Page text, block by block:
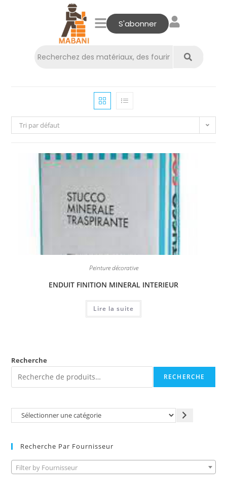
S'abonner
Tri par défaut
Peinture décorative
ENDUIT FINITION MINERAL INTERIEUR
Lire la suite
Recherche
RECHERCHE
Recherche Par Fournisseur
Filter by Fournisseur